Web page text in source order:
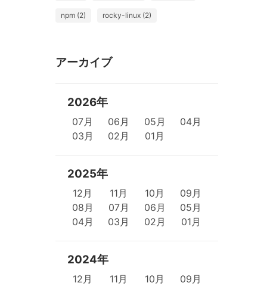
npm (2) rocky-linux (2)
アーカイブ
2026年
07月 06月 05月
04月
03月
02月 01月
2025年
12月 11月 10月
09月
08月
07月 06月
05月
04月
03月 02月 01月
2024年
12月 11月 10月
09月